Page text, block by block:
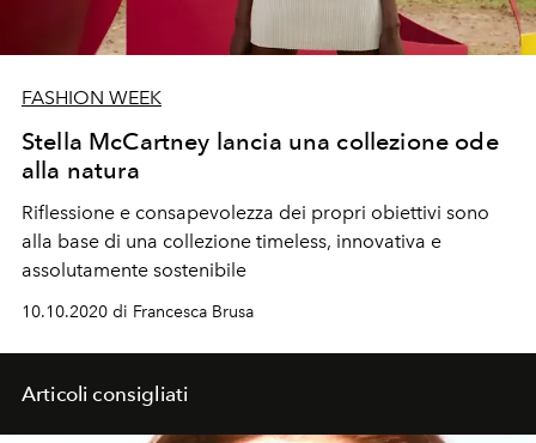
FASHION WEEK
Stella McCartney lancia una collezione ode
alla natura
Riflessione e consapevolezza dei propri obiettivi sono
alla base di una collezione timeless, innovativa e
assolutamente sostenibile
10.10.2020 di Francesca Brusa
Articoli consigliati